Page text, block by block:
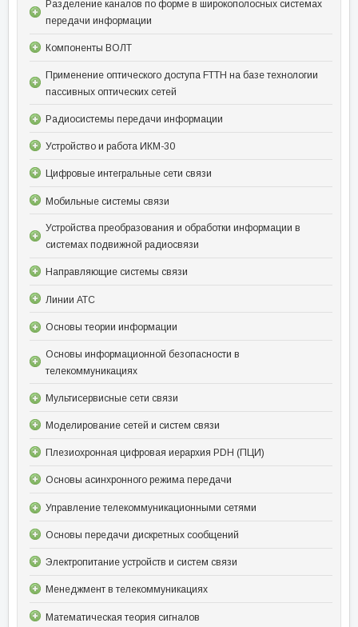
Разделение каналов по форме в широкополосных системах
передачи информации
Компоненты ВОЛТ
Применение оптического доступа FTTH на базе технологии
пассивных оптических сетей
Радиосистемы передачи информации
Устройство и работа ИКМ-30
Цифровые интегральные сети связи
Мобильные системы связи
Устройства преобразования и обработки информации в
системах подвижной радиосвязи
Направляющие системы связи
Линии АТС
Основы теории информации
Основы информационной безопасности в
телекоммуникациях
Мультисервисные сети связи
Моделирование сетей и систем связи
Плезиохронная цифровая иерархия PDH (ПЦИ)
Основы асинхронного режима передачи
Управление телекоммуникационными сетями
Основы передачи дискретных сообщений
Электропитание устройств и систем связи
Менеджмент в телекоммуникациях
Математическая теория сигналов